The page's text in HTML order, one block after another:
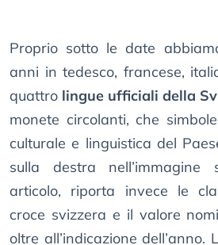
Proprio sotto le date
anni in tedesco, francese,
quattro lingue ufficiali della
monete circolanti, che
culturale e linguistica del
sulla destra nell’immagine
articolo, riporta invece le
croce svizzera e il valore
oltre all’indicazione dell’anno.